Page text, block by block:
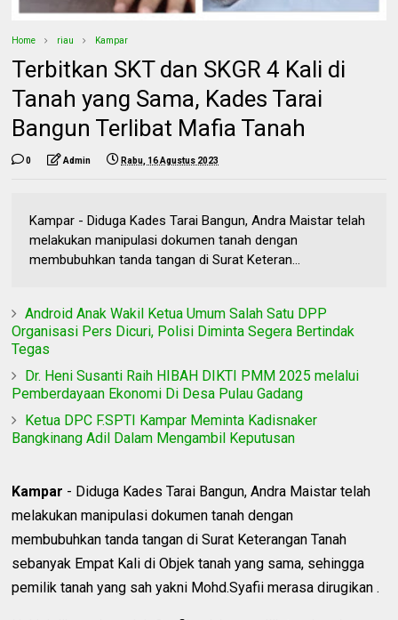
Home riau Kampar
Terbitkan SKT dan SKGR 4 Kali di
Tanah yang Sama, Kades Tarai
Bangun Terlibat Mafia Tanah
0 Admin Rabu, 16 Agustus 2023
Kampar - Diduga Kades Tarai Bangun, Andra Maistar telah
melakukan manipulasi dokumen tanah dengan
membubuhkan tanda tangan di Surat Keteran...
Android Anak Wakil Ketua Umum Salah Satu DPP
Organisasi Pers Dicuri, Polisi Diminta Segera Bertindak
Tegas
Dr. Heni Susanti Raih HIBAH DIKTI PMM 2025 melalui
Pemberdayaan Ekonomi Di Desa Pulau Gadang
Ketua DPC F.SPTI Kampar Meminta Kadisnaker
Bangkinang Adil Dalam Mengambil Keputusan
Kampar - Diduga Kades Tarai Bangun, Andra Maistar telah
melakukan manipulasi dokumen tanah dengan
membubuhkan tanda tangan di Surat Keterangan Tanah
sebanyak Empat Kali di Objek tanah yang sama, sehingga
pemilik tanah yang sah yakni Mohd.Syafii merasa dirugikan .